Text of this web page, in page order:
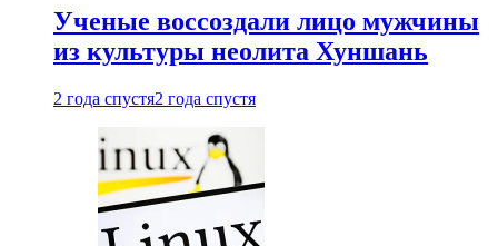
Ученые воссоздали лицо мужчины
из культуры неолита Хуншань
2 года спустя2 года спустя